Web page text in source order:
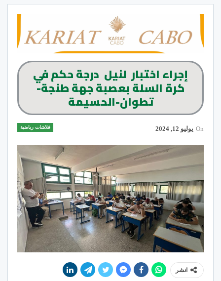
إجراء اختبار لنيل درجة حكم في
كرة السلة بعصبة جهة طنجة-
تطوان-الحسيمة
فلاشات رياضية On يوليو 12, 2024
انشر